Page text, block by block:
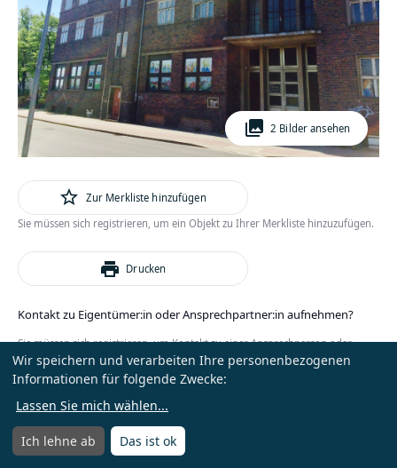
Menü öffnen
photo_library 2 Bilder ansehen
star_outline Zur Merkliste hinzufügen
Sie müssen sich registrieren, um ein Objekt zu Ihrer Merkliste hinzuzufügen.
print Drucken
Kontakt zu Eigentümer:in oder Ansprechpartner:in aufnehmen?
Sie müssen sich registrieren, um Kontakt zu einer Ansprechperson oder
Eigentümer:in zu erhalten.
Anmelden oder
Wir speichern und verarbeiten Ihre personenbezogenen
Informationen für folgende Zwecke:
Lassen Sie mich wählen...
Ich lehne ab Das ist ok